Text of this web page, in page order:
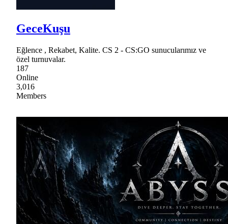
GeceKuşu
Eğlence , Rekabet, Kalite. CS 2 - CS:GO sunucularımız ve
özel turnuvalar.
187
Online
3,016
Members